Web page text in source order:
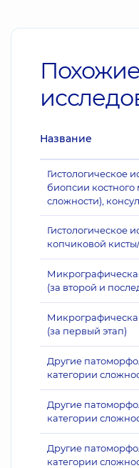
Похожие
Название
Гистологическое
биопсии костного
сложности),
Гистологическое
копчиковой
(за второй и
(за первый этап)
Другие
категории
Другие
категории
Другие
категории